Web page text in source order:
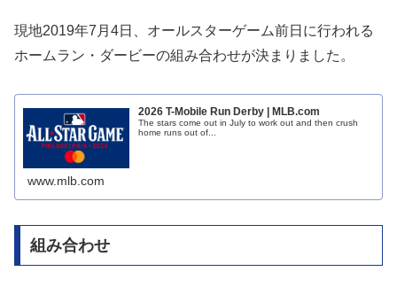
現地2019年7月4日、オールスターゲーム前日に行われる
ホームラン・ダービーの組み合わせが決まりました。
2026 T-Mobile Run Derby | MLB.com
The stars come out in July to work out and then crush
home runs out of...
www.mlb.com
組み合わせ